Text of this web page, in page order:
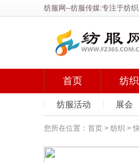
纺服网--纺服传媒:专注于纺
首页 纺
纺服活动 展会
您所在位置： 首页 > 纺织 >